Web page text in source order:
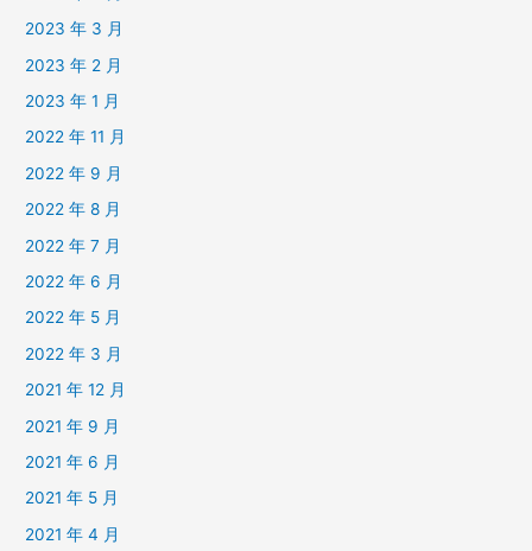
2023 年 3 月
2023 年 2 月
2023 年 1 月
2022 年 11 月
2022 年 9 月
2022 年 8 月
2022 年 7 月
2022 年 6 月
2022 年 5 月
2022 年 3 月
2021 年 12 月
2021 年 9 月
2021 年 6 月
2021 年 5 月
2021 年 4 月